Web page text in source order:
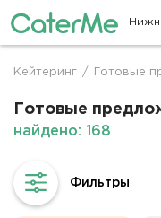
Строка
Кейтеринг / Готовые
Готовые
найдено: 168